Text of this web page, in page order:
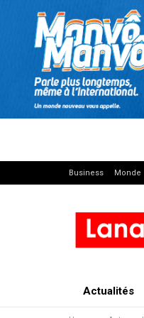
Business Monde
Actualités